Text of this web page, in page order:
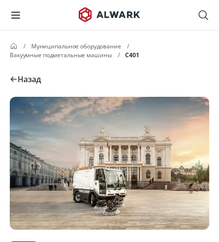
/ Муниципальное оборудование
/
Вакуумные подметальные машины
/ C401
Назад